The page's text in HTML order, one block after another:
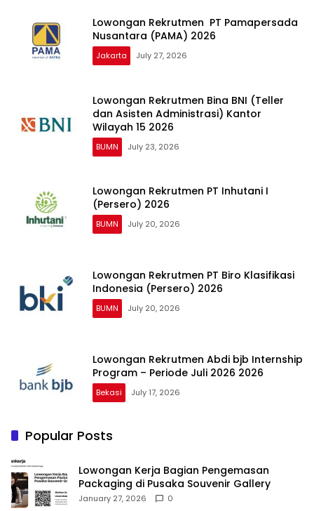
Lowongan Rekrutmen PT Pamapersada
Nusantara (PAMA) 2026
Jakarta July 27, 2026
Lowongan Rekrutmen Bina BNI (Teller
dan Asisten Administrasi) Kantor
Wilayah 15 2026
BUMN July 23, 2026
Lowongan Rekrutmen PT Inhutani I
(Persero) 2026
BUMN July 20, 2026
Lowongan Rekrutmen PT Biro Klasifikasi
Indonesia (Persero) 2026
BUMN July 20, 2026
Lowongan Rekrutmen Abdi bjb Internship
Program – Periode Juli 2026 2026
Bekasi July 17, 2026
Popular Posts
Lowongan Kerja Bagian Pengemasan
Packaging di Pusaka Souvenir Gallery
January 27, 2026 0